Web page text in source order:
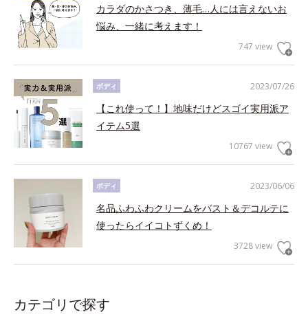
カラダのかさつき、薄毛…人には言えないお
悩み、一緒に考えます！
747 view
2023/07/26
ボディ
【これ使って！】地味だけどスゴイ実用派ア
イテム5選
10767 view
2023/06/06
ボディ
名品ふわふわクリームをバスト＆デコルテに
使ったらイイコトずくめ！
3728 view
カテゴリで探す